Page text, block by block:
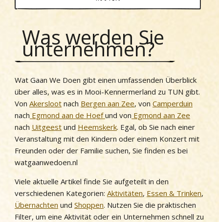
Was werden Sie
unternehmen?
Wat Gaan We Doen gibt einen umfassenden Überblick
über alles, was es in Mooi-Kennermerland zu TUN gibt.
Von Akersloot nach Bergen aan Zee, von Camperduin
nach Egmond aan de Hoefund von Egmond aan Zee
nach Uitgeest und Heemskerk. Egal, ob Sie nach einer
Veranstaltung mit den Kindern oder einem Konzert mit
Freunden oder der Familie suchen, Sie finden es bei
watgaanwedoen.nl
Viele aktuelle Artikel finde Sie aufgeteilt in den
verschiedenen Kategorien: Aktivitäten, Essen & Trinken,
Übernachten und Shoppen. Nutzen Sie die praktischen
Filter, um eine Aktivität oder ein Unternehmen schnell zu